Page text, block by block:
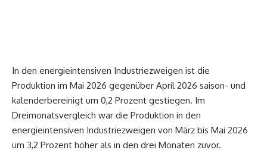
In den energieintensiven Industriezweigen ist die
Produktion im Mai 2026 gegenüber April 2026 saison- und
kalenderbereinigt um 0,2 Prozent gestiegen. Im
Dreimonatsvergleich war die Produktion in den
energieintensiven Industriezweigen von März bis Mai 2026
um 3,2 Prozent höher als in den drei Monaten zuvor.